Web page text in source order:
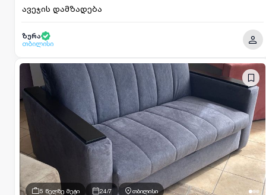
ავეჯის დამზადება
ზურა
თბილისი
5 წელზე მეტი 24/7 თბილისი